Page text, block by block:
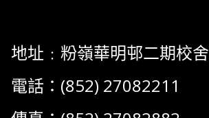
地址﹕粉嶺華明邨二期校舍
電話：(852) 27082211